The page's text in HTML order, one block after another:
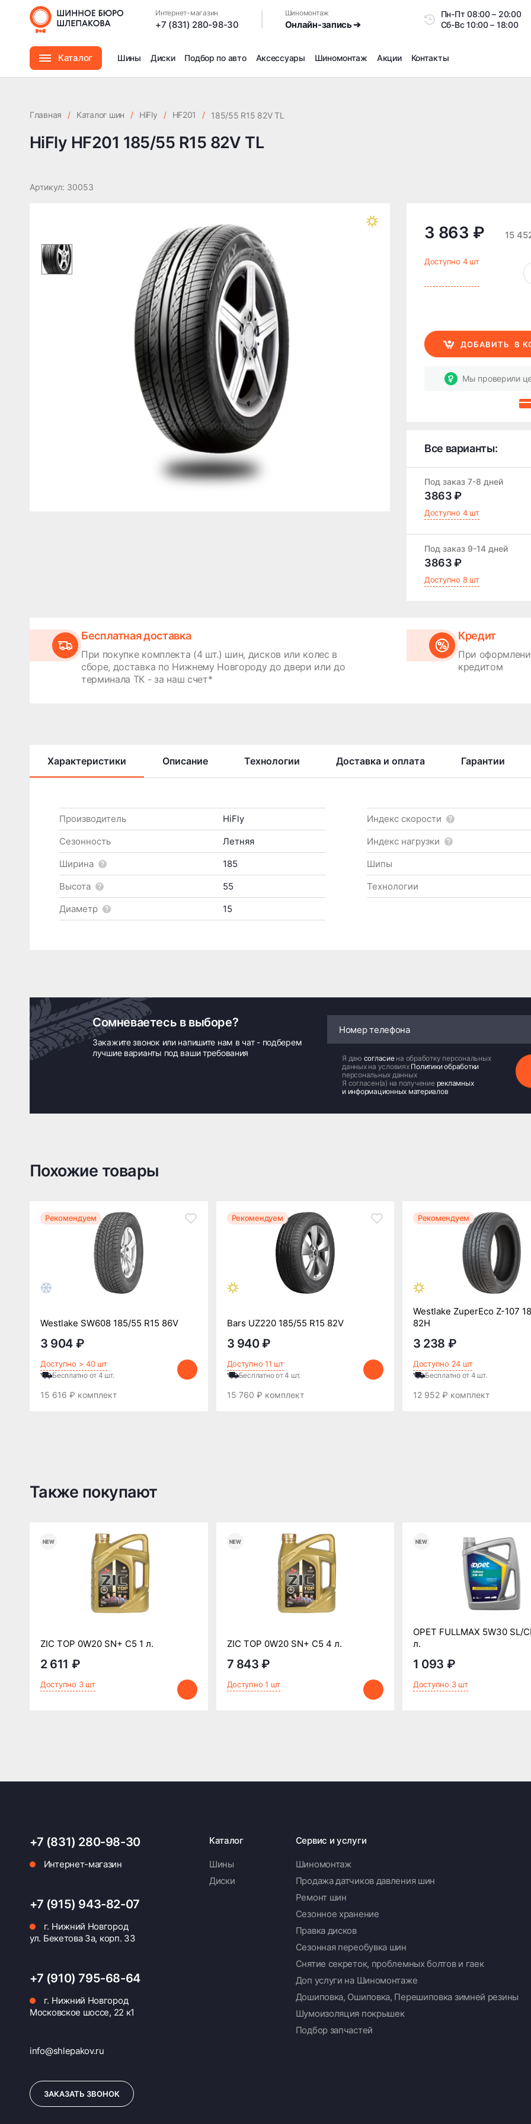
Интернет-магазин
+7 (831) 280-98-30
Шиномонтаж
Онлайн-запись ➔
Пн-Пт08:00 – 20:00
Сб-Вс10:00 – 18:00
Каталог Шины Диски Подбор по авто Аксессуары Шиномонтаж
Дошиповка, Ошиповка, Перешиповка зимней резины
Подбор запчастей
Акции Контакты
HiFly HF201 185/55 R15 82V TL
Главная / Каталог шин / HiFly / HF201 / 185/55 R15 82V TL
HiFly HF201 185/55 R15 82V TL
Артикул: 30053
3 863 ₽ 15
Доступно 4 шт
ДОБАВИТЬ В
Мы проверили
Все варианты:
Под заказ 7-8 дней
3863 ₽
Доступно 4 шт
Под заказ 9-14 дней
3863 ₽
Доступно 8 шт
Бесплатная доставка
При покупке комплекта (4 шт.) шин, дисков или колес в
сборе, доставка по Нижнему Новгороду до двери или до
терминала ТК - за наш счет*
Кредит
При
кредитом
Характеристики Описание Технологии Доставка и оплата Гарантии
Производитель
HiFly
Сезонность
Летняя
Ширина
185
Высота
55
Диаметр
15
Индекс скорости
Индекс нагрузки
Шипы
Технологии
Сомневаетесь в выборе?
Закажите звонок или напишите нам в чат - подберем
лучшие варианты под ваши требования
Я даю согласие на обработку персональных
данных на условиях Политики обработки
персональных данных
Я согласен(а) на получение рекламных
и информационных материалов
Похожие товары
Рекомендуем
Westlake SW608 185/55 R15 86V
3 904 ₽
Доступно > 40 шт
Бесплатно от 4 шт.
15 616 ₽ комплект
Рекомендуем
Bars UZ220 185/55 R15 82V
3 940 ₽
Доступно 11 шт
Бесплатно от 4 шт.
15 760 ₽ комплект
Рекомендуем
Westlake ZuperEco Z-107
82H
3 238 ₽
Доступно 24 шт
Бесплатно от 4 шт.
12 952 ₽ комплект
Также покупают
ZIC TOP 0W20 SN+ C5 1 л.
2 611 ₽
Доступно 3 шт
ZIC TOP 0W20 SN+ C5 4 л.
7 843 ₽
Доступно 1 шт
OPET FULLMAX 5W30 SL/
л.
1 093 ₽
Доступно 3 шт
+7 (831) 280-98-30
Интернет-магазин
+7 (915) 943-82-07
г. Нижний Новгород
ул. Бекетова 3а, корп. 33
+7 (910) 795-68-64
г. Нижний Новгород
Московское шоссе, 22 к1
info@shlepakov.ru
ЗАКАЗАТЬ ЗВОНОК
Каталог
Шины
Диски
Сервис и услуги
Шиномонтаж
Продажа датчиков давления шин
Ремонт шин
Сезонное хранение
Правка дисков
Сезонная переобувка шин
Снятие секреток, проблемных болтов и гаек
Доп услуги на Шиномонтаже
Дошиповка, Ошиповка, Перешиповка зимней резины
Шумоизоляция покрышек
Подбор запчастей